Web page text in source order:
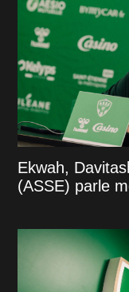
Ekwah,
(ASSE) parle